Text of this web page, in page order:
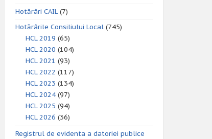
Hotărâri CAIL(7)
Hotărârile Consiliului Local (745)
HCL 2019 (65)
HCL 2020 (104)
HCL 2021 (93)
HCL 2022 (117)
HCL 2023 (134)
HCL 2024 (97)
HCL 2025 (94)
HCL 2026 (36)
Registrul de evidenta a datoriei publice